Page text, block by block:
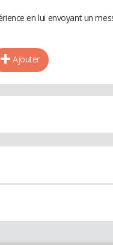
en lui envoyant un
Ajouter